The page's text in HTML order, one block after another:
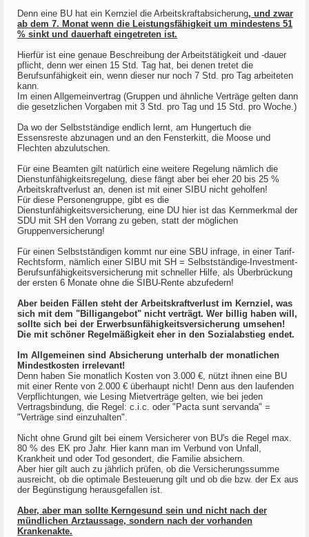
Denn eine BU hat ein Kernziel die Arbeitskraftabsicherung, und zwar
ab dem 7. Monat wenn die Leistungsfähigkeit um mindestens 51
% sinkt und dauerhaft eingetreten ist.
Hierfür ist eine genaue Beschreibung der Arbeitstätigkeit und -dauer
pflicht, denn wer einen 15 Std. Tag hat, bei denen tretet die
Berufsunfähigkeit ein, wenn dieser nur noch 7 Std. pro Tag arbeiteten
kann.
Im einen Allgemeinvertrag (Gruppen und ähnliche Verträge gelten dann
die gesetzlichen Vorgaben mit 3 Std. pro Tag und 15 Std. pro Woche.)
Da wo der Selbstständige endlich lernt, am Hungertuch die
Essensreste abzunagen und an den Fensterkitt, die Moose und
Flechten abzulutschen.
Für eine Beamten gilt natürlich eine weitere Regelung nämlich die
Dienstunfähigkeitsregelung, diese fängt aber bei eher 20 bis 25 %
Arbeitskraftverlust an, denen ist mit einer SIBU nicht geholfen!
Für diese Personengruppe, gibt es die
Dienstunfähigkeitsversicherung, eine DU hier ist das Kernmerkmal der
SDU mit SH den Vorrang zu geben, statt der möglichen
Gruppenversicherung!
Für einen Selbstständigen kommt nur eine SBU infrage, in einer Tarif-
Rechtsform, nämlich einer SIBU mit SH = Selbstständige-Investment-
Berufsunfähigkeitsversicherung mit schneller Hilfe, als Überbrückung
der ersten 6 Monate ohne die SIBU-Rente abzufedern!
Aber beiden Fällen steht der Arbeitskraftverlust im Kernziel, was
sich mit dem "Billigangebot" nicht verträgt. Wer billig haben will,
sollte sich bei der Erwerbsunfähigkeitsversicherung umsehen!
Die mit schöner Regelmäßigkeit eher in den Sozialabstieg endet.
Im Allgemeinen sind Absicherung unterhalb der monatlichen
Mindestkosten irrelevant!
Denn haben Sie monatlich Kosten von 3.000 €, nützt ihnen eine BU
mit einer Rente von 2.000 € überhaupt nicht! Denn aus den laufenden
Verpflichtungen, wie Lesing Mietverträge gelten, wie bei jeden
Vertragsbindung, die Regel: c.i.c. oder "Pacta sunt servanda" =
"Verträge sind einzuhalten".
Nicht ohne Grund gilt bei einem Versicherer von BU's die Regel max.
80 % des EK pro Jahr. Hier kann man im Verbund von Unfall,
Krankheit und oder Tod gesondert, die Familie absichern.
Aber hier gilt auch zu jährlich prüfen, ob die Versicherungssumme
ausreicht, ob die optimale Besteuerung gilt und ob die bzw. der Ex aus
der Begünstigung herausgefallen ist.
Aber, aber man sollte Kerngesund sein und nicht nach der
mündlichen Arztaussage, sondern nach der vorhanden
Krankenakte.